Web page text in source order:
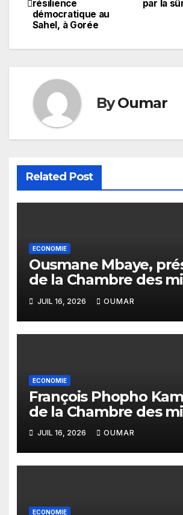
de
l’article
par la
résilience
démocratique au
Sahel, à Gorée
ByOumar
Related Post
ECONOMIE
Ousmane Mbaye,
de la Chambre des
Sénégal : « C’est
assurer le
infrastructures »
JUIL 16, 2026 OUMAR
ECONOMIE
François Phopho
de la Chambre des
« la Guinée est
meilleure des
JUIL 16, 2026 OUMAR
ECONOMIE